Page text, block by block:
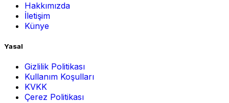
Hakkımızda
İletişim
Künye
Yasal
Gizlilik Politikası
Kullanım Koşulları
KVKK
Çerez Politikası